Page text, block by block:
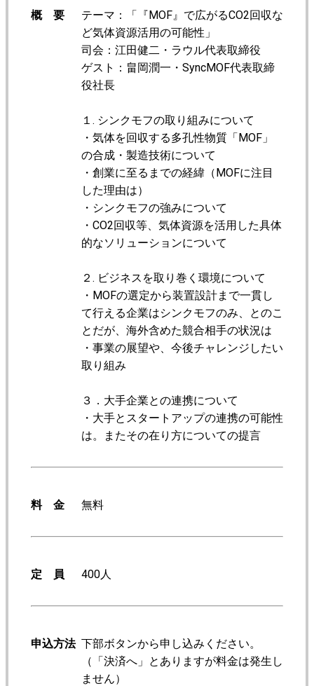
概 要
テーマ：「『MOF』で広がるCO2回収な
ど気体資源活用の可能性」
司会：江田健二・ラウル代表取締役
ゲスト：畠岡潤一・SyncMOF代表取締
役社長
１. シンクモフの取り組みについて
・気体を回収する多孔性物質「MOF」
の合成・製造技術について
・創業に至るまでの経緯（MOFに注目
した理由は）
・シンクモフの強みについて
・CO2回収等、気体資源を活用した具体
的なソリューションについて
２. ビジネスを取り巻く環境について
・MOFの選定から装置設計まで一貫し
て行える企業はシンクモフのみ、とのこ
とだが、海外含めた競合相手の状況は
・事業の展望や、今後チャレンジしたい
取り組み
３．大手企業との連携について
・大手とスタートアップの連携の可能性
は。またその在り方についての提言
料 金 無料
定 員 400人
申込方法 下部ボタンから申し込みください。
（「決済へ」とありますが料金は発生し
ません）